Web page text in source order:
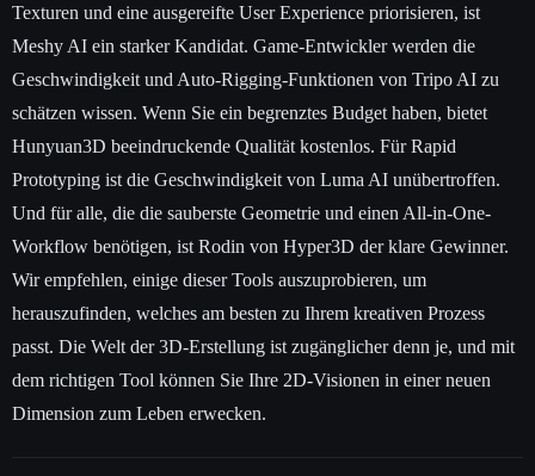
Texturen und eine ausgereifte User Experience priorisieren, ist
Meshy AI ein starker Kandidat. Game-Entwickler werden die
Geschwindigkeit und Auto-Rigging-Funktionen von Tripo AI zu
schätzen wissen. Wenn Sie ein begrenztes Budget haben, bietet
Hunyuan3D beeindruckende Qualität kostenlos. Für Rapid
Prototyping ist die Geschwindigkeit von Luma AI unübertroffen.
Und für alle, die die sauberste Geometrie und einen All-in-One-
Workflow benötigen, ist Rodin von Hyper3D der klare Gewinner.
Wir empfehlen, einige dieser Tools auszuprobieren, um
herauszufinden, welches am besten zu Ihrem kreativen Prozess
passt. Die Welt der 3D-Erstellung ist zugänglicher denn je, und mit
dem richtigen Tool können Sie Ihre 2D-Visionen in einer neuen
Dimension zum Leben erwecken.